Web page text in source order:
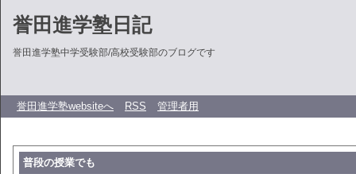
誉田進学塾日記
誉田進学塾中学受験部/高校受験部のブログです
誉田進学塾websiteへ RSS 管理者用
普段の授業でも